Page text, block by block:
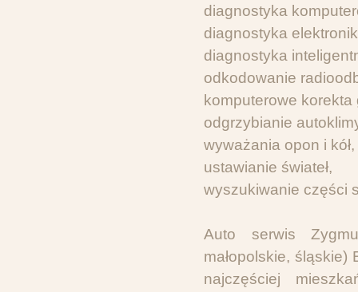
diagnostyka
diagnostyka
diagnostyka
odkodowanie
komputerowe korekta
odgrzybianie
wyważania opon i kół,
ustawianie świateł,
wyszukiwanie części
Auto serwis
małopolskie, śląskie)
najczęściej